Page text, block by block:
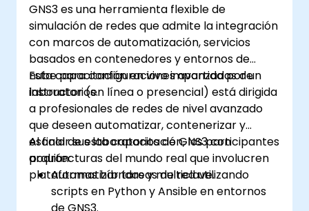
GNS3 es una herramienta flexible de
simulación de redes que admite la integración
con marcos de automatización, servicios
basados en contenedores y entornos de
nube para configuraciones avanzadas de
laboratorios.
Esta capacitación en vivo impartida por un
instructor (en línea o presencial) está dirigida
a profesionales de redes de nivel avanzado
que deseen automatizar, contenerizar y
escalar sus laboratorios de GNS3 con
arquitecturas del mundo real que involucren
plataformas híbridas y multiclave.
Al final de esta capacitación, los participantes
podrán:
Automatizar tareas de red utilizando
scripts en Python y Ansible en entornos
de GNS3.